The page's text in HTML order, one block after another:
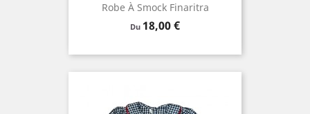
Robe À Smock Finaritra
Du Prix
18,00 €